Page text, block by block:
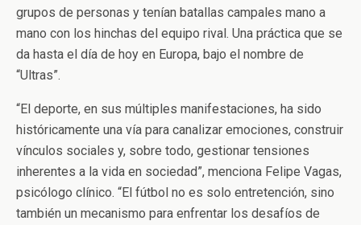
grupos de personas y tenían batallas campales mano a
mano con los hinchas del equipo rival. Una práctica que se
da hasta el día de hoy en Europa, bajo el nombre de
“Ultras”.
“El deporte, en sus múltiples manifestaciones, ha sido
históricamente una vía para canalizar emociones, construir
vínculos sociales y, sobre todo, gestionar tensiones
inherentes a la vida en sociedad”, menciona Felipe Vagas,
psicólogo clínico. “El fútbol no es solo entretención, sino
también un mecanismo para enfrentar los desafíos de